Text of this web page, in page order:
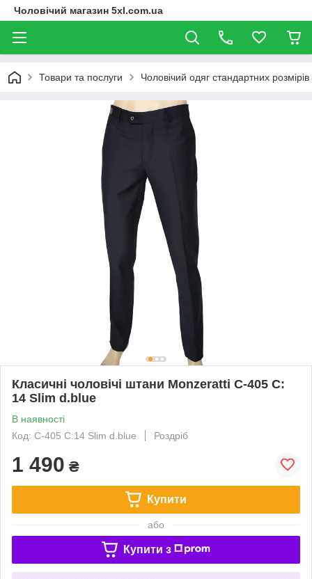
Чоловічий магазин 5xl.com.ua
Товари та послуги Чоловічий одяг стандартних розмірів
Класичні чоловічі штани Monzeratti C-405 C:
14 Slim d.blue
В наявності
Код: C-405 C:14 Slim d.blue
Роздріб
1 490 ₴
Купити
або
Купити з